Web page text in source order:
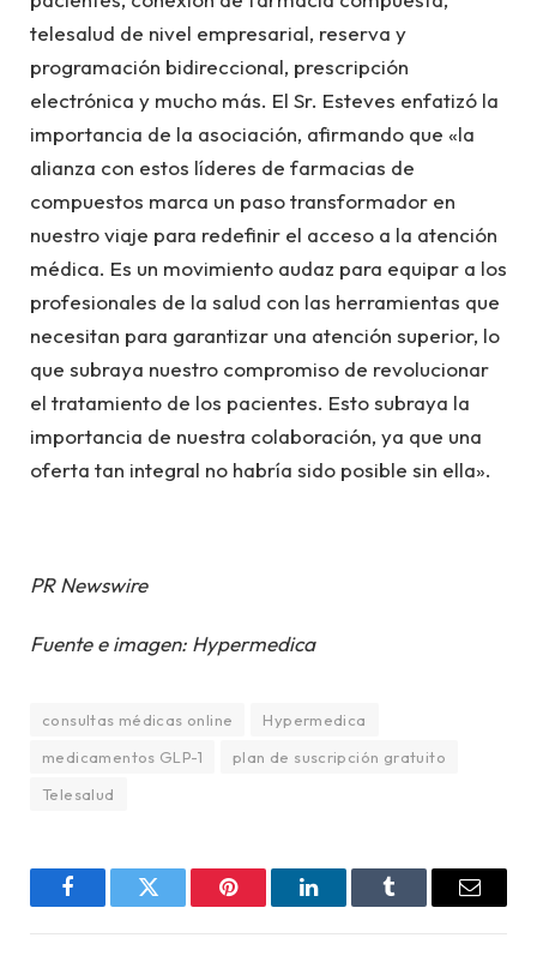
telesalud de nivel empresarial, reserva y
programación bidireccional, prescripción
electrónica y mucho más. El Sr. Esteves enfatizó la
importancia de la asociación, afirmando que «la
alianza con estos líderes de farmacias de
compuestos marca un paso transformador en
nuestro viaje para redefinir el acceso a la atención
médica. Es un movimiento audaz para equipar a los
profesionales de la salud con las herramientas que
necesitan para garantizar una atención superior, lo
que subraya nuestro compromiso de revolucionar
el tratamiento de los pacientes. Esto subraya la
importancia de nuestra colaboración, ya que una
oferta tan integral no habría sido posible sin ella».
PR Newswire
Fuente e imagen: Hypermedica
consultas médicas online
Hypermedica
medicamentos GLP-1
plan de suscripción gratuito
Telesalud
FacebookTwitter Pinterest LinkedInTumblr Email